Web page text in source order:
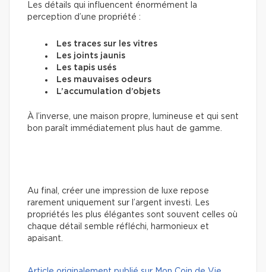
Les détails qui influencent énormément la
perception d’une propriété :
Les traces sur les vitres
Les joints jaunis
Les tapis usés
Les mauvaises odeurs
L’accumulation d’objets
À l’inverse, une maison propre, lumineuse et qui sent
bon paraît immédiatement plus haut de gamme.
Au final, créer une impression de luxe repose
rarement uniquement sur l’argent investi. Les
propriétés les plus élégantes sont souvent celles où
chaque détail semble réfléchi, harmonieux et
apaisant.